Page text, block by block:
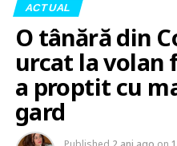
ACTUAL
O tânără din
urcat la volan
a proptit cu
gard